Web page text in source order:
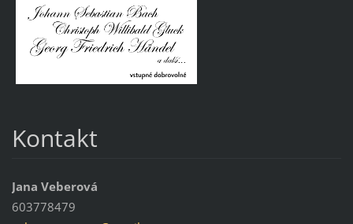
Kontakt
Jana Veberová
603778479